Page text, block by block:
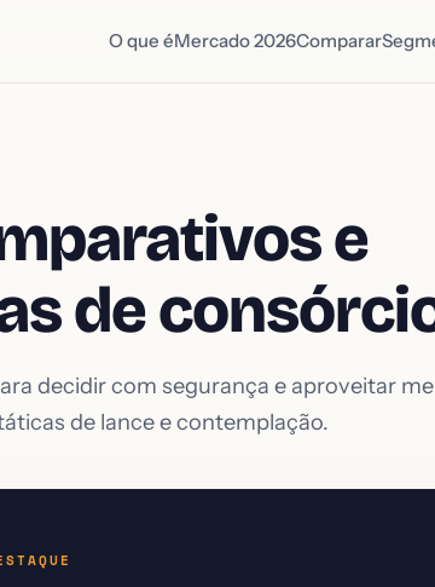
O que éMercado 2026Comparar
e
de
decidir com segurança e aproveitar
de lance e contemplação.